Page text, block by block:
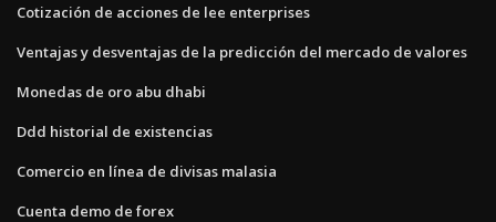
Cotización de acciones de lee enterprises
Ventajas y desventajas de la predicción del mercado de valores
Monedas de oro abu dhabi
Ddd historial de existencias
Comercio en línea de divisas malasia
Cuenta demo de forex